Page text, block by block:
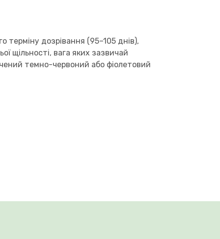
дозрівання (95–105 днів),
щільності, вага яких зазвичай
темно-червоний або фіолетовий